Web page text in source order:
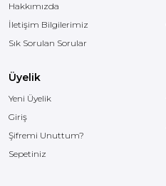
Hakkımızda
İletişim Bilgilerimiz
Sık Sorulan Sorular
Üyelik
Yeni Üyelik
Giriş
Şifremi Unuttum?
Sepetiniz